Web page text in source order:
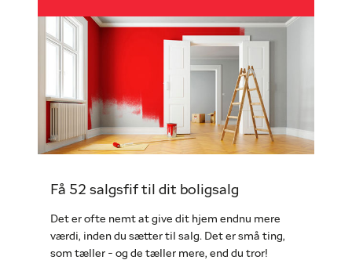
Få 52 salgsfif til dit boligsalg
Det er ofte nemt at give dit hjem endnu mere
værdi, inden du sætter til salg. Det er små ting,
som tæller - og de tæller mere, end du tror!